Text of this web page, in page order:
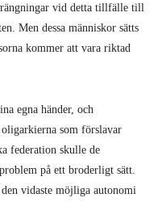
vid detta tillfälle till
Men dessa människor sätts
kommer att vara riktad
egna händer, och
som förslavar
federation skulle de
på ett broderligt sätt.
vidaste möjliga autonomi